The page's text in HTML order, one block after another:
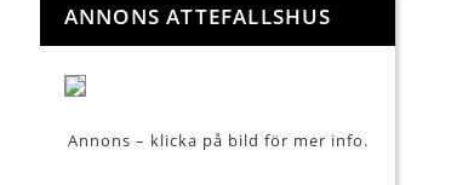
ANNONS ATTEFALLSHUS
Annons – klicka på bild för mer info.